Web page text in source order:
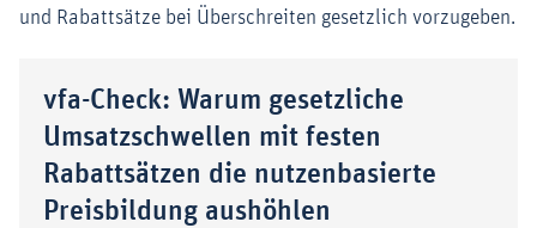
und Rabattsätze bei Überschreiten gesetzlich vorzugeben.
vfa-Check: Warum gesetzliche
Umsatzschwellen mit festen
Rabattsätzen die nutzenbasierte
Preisbildung aushöhlen